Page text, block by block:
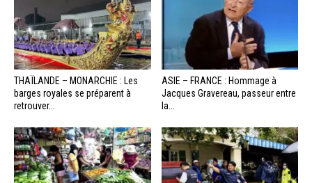
THAÏLANDE – MONARCHIE : Les
barges royales se préparent à
retrouver...
ASIE – FRANCE : Hommage à
Jacques Gravereau, passeur entre
la...